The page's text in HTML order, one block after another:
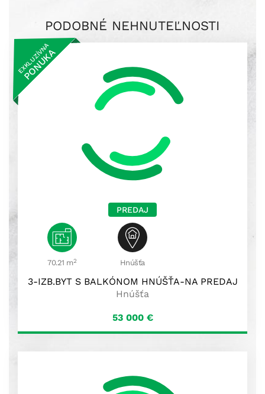
PODOBNÉ NEHNUTEĽNOSTI
EXKLUZÍVNA
PONUKA
PREDAJ
70.21 m2 Hnúšťa
3-IZB.BYT S BALKÓNOM HNÚŠŤA-NA PREDAJ
Hnúšťa
53 000 €